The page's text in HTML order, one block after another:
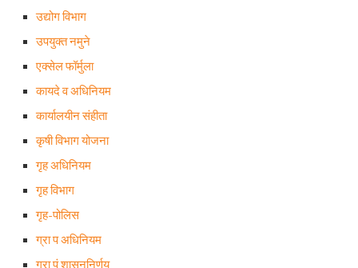
उद्योग विभाग
उपयुक्त नमुने
एक्सेल फॉर्मुला
कायदे व अधिनियम
कार्यालयीन संहीता
कृषी विभाग योजना
गृह अधिनियम
गृह विभाग
गृह-पोलिस
ग्रा प अधिनियम
ग्रा पं शासननिर्णय